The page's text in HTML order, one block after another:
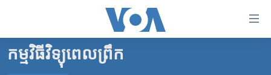
គេហទំព័រ​
ទាក់ទង
កម្ពុជា
កម្មវិធីវិទ្យុពេលព្រឹក